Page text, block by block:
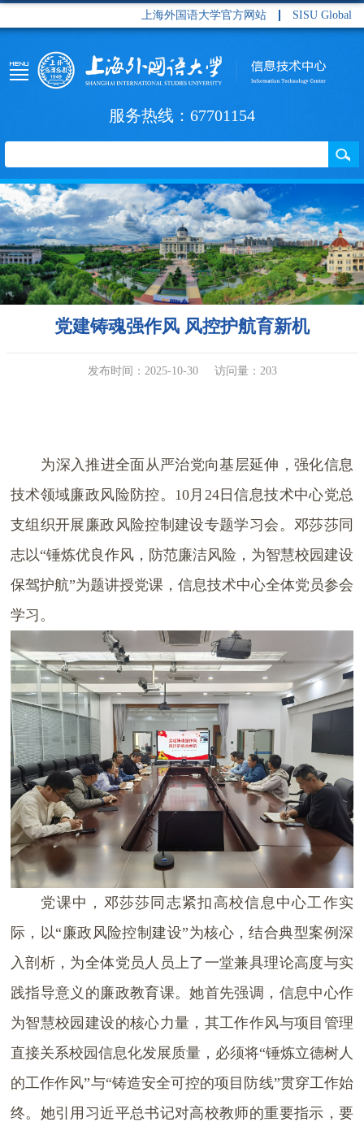
上海外国语大学官方网站 SISU Global
服务热线：67701154
党建铸魂强作风 风控护航育新机
发布时间：2025-10-30 访问量： 203
为深入推进全面从严治党向基层延伸，强化信息
技术领域廉政风险防控。 10月 24日信息技术中心党总
支组织开展廉政风险控制建设专题学习会。邓莎莎同
志以“锤炼优良作风，防范廉洁风险，为智慧校园建设
保驾护航”为题讲授党课，信息技术中心全体党员参会
学习。
党课中，邓莎莎同志紧扣高校信息中心工作实
际，以“廉政风险控制建设”为核心，结合典型案例深
入剖析，为全体党员人员上了一堂兼具理论高度与实
践指导意义的廉政教育课。她首先强调，信息中心作
为智慧校园建设的核心力量，其工作作风与项目管理
直接关系校园信息化发展质量，必须将“锤炼立德树人
的工作作风”与“铸造安全可控的项目防线”贯穿工作始
终。她引用习近平总书记对高校教师的重要指示，要